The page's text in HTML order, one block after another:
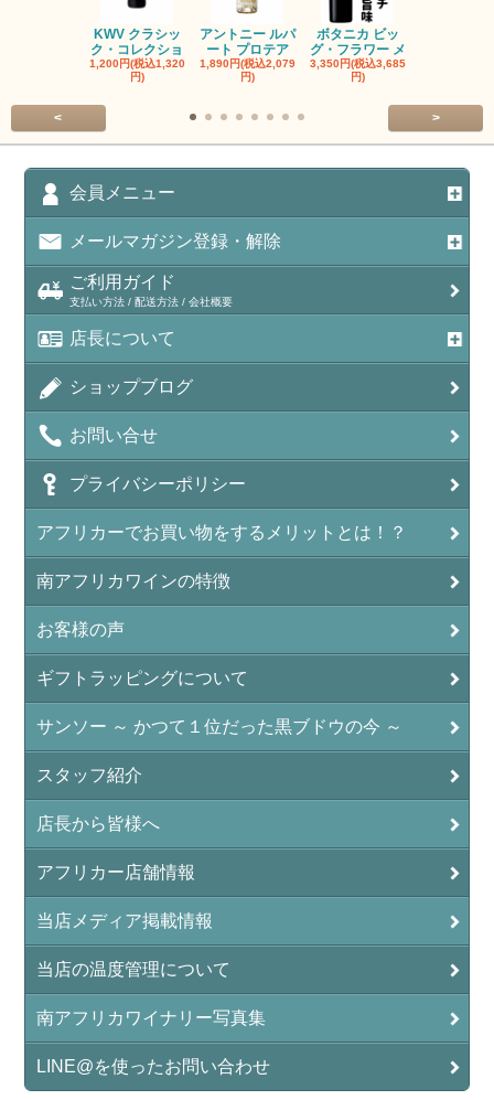
KWV クラシッ
ク・コレクショ
1,200円(税込1,320
円)
アントニー ルパ
ート プロテア
1,890円(税込2,079
円)
ボタニカ ビッ
グ・フラワー メ
3,350円(税込3,685
円)
< >
会員メニュー
メールマガジン登録・解除
ご利用ガイド
支払い方法 / 配送方法 / 会社概要
店長について
ショップブログ
お問い合せ
プライバシーポリシー
アフリカーでお買い物をするメリットとは！？
南アフリカワインの特徴
お客様の声
ギフトラッピングについて
サンソー ～ かつて１位だった黒ブドウの今 ～
スタッフ紹介
店長から皆様へ
アフリカー店舗情報
当店メディア掲載情報
当店の温度管理について
南アフリカワイナリー写真集
LINE@を使ったお問い合わせ